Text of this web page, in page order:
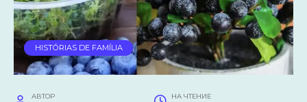
HISTÓRIAS DE FAMÍLIA
АВТОР НА ЧТЕНИЕ